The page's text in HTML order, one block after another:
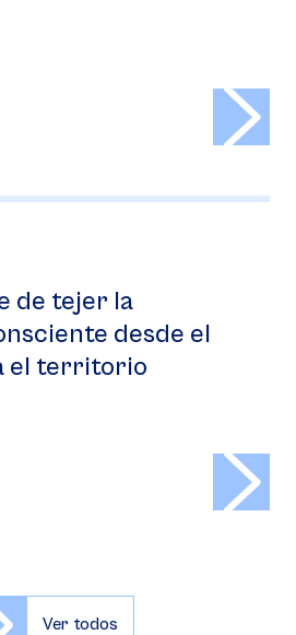
de tejer la
desde el
el territorio
Ver todos